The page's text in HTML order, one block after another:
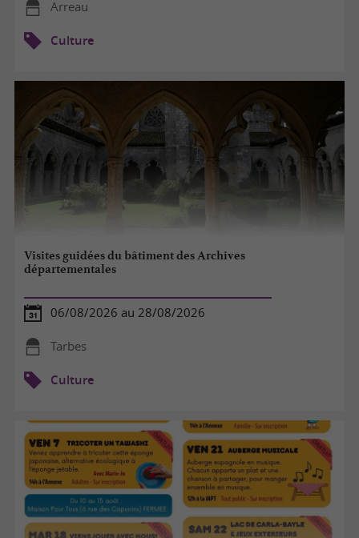
Arreau
Culture
Visites guidées du bâtiment des Archives
départementales
06/08/2026 au 28/08/2026
Tarbes
Culture